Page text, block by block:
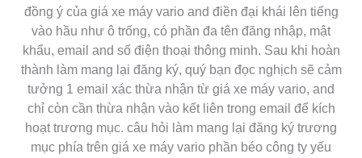
đồng ý của giá xe máy vario and điền đại khái lên tiếng
vào hầu như ô trống, có phần đa tên đăng nhập, mật
khẩu, email and số điện thoại thông minh. Sau khi hoàn
thành làm mang lại đăng ký, quý bạn đọc nghịch sẽ cảm
tưởng 1 email xác thừa nhận từ giá xe máy vario, and
chỉ còn cần thừa nhận vào kết liên trong email để kích
hoạt trương mục. câu hỏi làm mang lại đăng ký trương
mục phía trên giá xe máy vario phần béo công ty yếu